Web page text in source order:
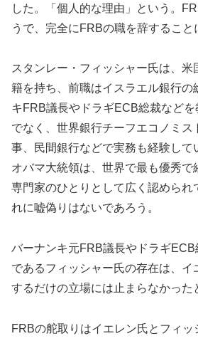
した。「個人的な理由」という。
うで、完全にFRBの職を辞すること
スタンレー・フィッシャー氏は、米
籍を持ち、前職はイスラエル銀行の
キFRB議長やドラギECB総裁など
でなく、世界銀行チーフエコノミス
事、民間銀行などで実務も経験して
オバマ大統領は、世界で最も優秀で
専門家のひとりとして広く認められ
れに嘘偽りはないであろう。
バーナンキ元FRB議長やドラギ
であるフィッシャー氏の存在は、イ
するだけの立場には止まらなかった
FRBの舵取りはイエレン氏とフィッ